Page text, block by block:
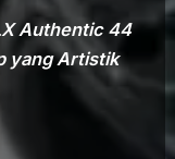
Authentic 44
yang Artistik